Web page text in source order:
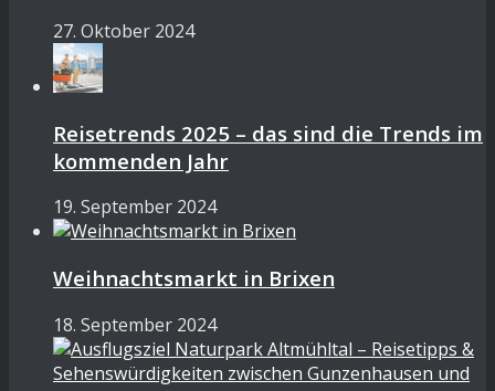
27. Oktober 2024
Reisetrends 2025 – das sind die Trends im
kommenden Jahr
19. September 2024
Weihnachtsmarkt in Brixen
18. September 2024